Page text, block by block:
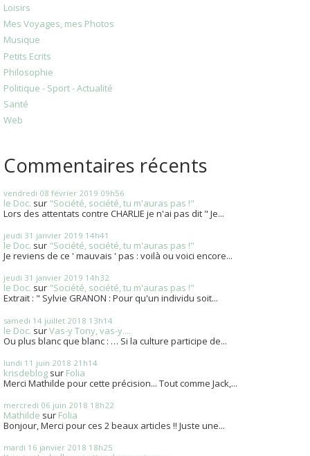
Loisirs
Mes Voyages, mes Photos
Musique
Petits Ecrits
Philosophie
Politique - Sport - Actualité
Santé
Web
Commentaires récents
vendredi 08 février 2019 09h56
le Doc. sur "Société, société, tu m'auras pas !"
Lors des attentats contre CHARLIE je n'ai pas dit " Je...
jeudi 31 janvier 2019 14h41
le Doc. sur "Société, société, tu m'auras pas !"
Je reviens de ce ' mauvais ' pas : voilà ou voici encore...
jeudi 31 janvier 2019 14h32
le Doc. sur "Société, société, tu m'auras pas !"
Extrait : " Sylvie GRANON : Pour qu'un individu soit...
samedi 14 juillet 2018 13h14
le Doc. surVas-y Tony, vas-y....
Ou plus blanc que blanc : … Si la culture participe de...
lundi 11 juin 2018 21h14
krisdeblog sur Folia
Merci Mathilde pour cette précision... Tout comme Jack,...
mercredi 06 juin 2018 18h22
Mathilde sur Folia
Bonjour, Merci pour ces 2 beaux articles !! Juste une...
mardi 16 janvier 2018 18h25